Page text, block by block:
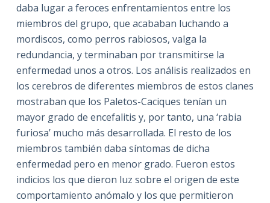
daba lugar a feroces enfrentamientos entre los
miembros del grupo, que acababan luchando a
mordiscos, como perros rabiosos, valga la
redundancia, y terminaban por transmitirse la
enfermedad unos a otros. Los análisis realizados en
los cerebros de diferentes miembros de estos clanes
mostraban que los Paletos-Caciques tenían un
mayor grado de encefalitis y, por tanto, una ‘rabia
furiosa’ mucho más desarrollada. El resto de los
miembros también daba síntomas de dicha
enfermedad pero en menor grado. Fueron estos
indicios los que dieron luz sobre el origen de este
comportamiento anómalo y los que permitieron